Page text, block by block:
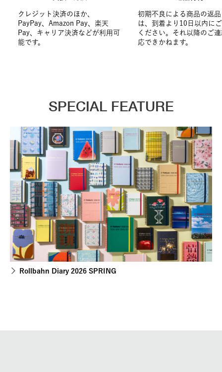
クレジット決済のほか、
PayPay、Amazon Pay、楽天
Pay、キャリア決済などが利用可
能です。
初期不良による商品の返
は、到着より10日以内に
ください。それ以降のご
応できかねます。
SPECIAL FEATURE
Rollbahn Diary 2026 SPRING